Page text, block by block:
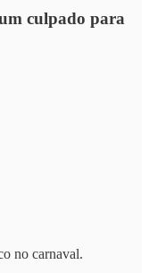
culpado para
no carnaval.